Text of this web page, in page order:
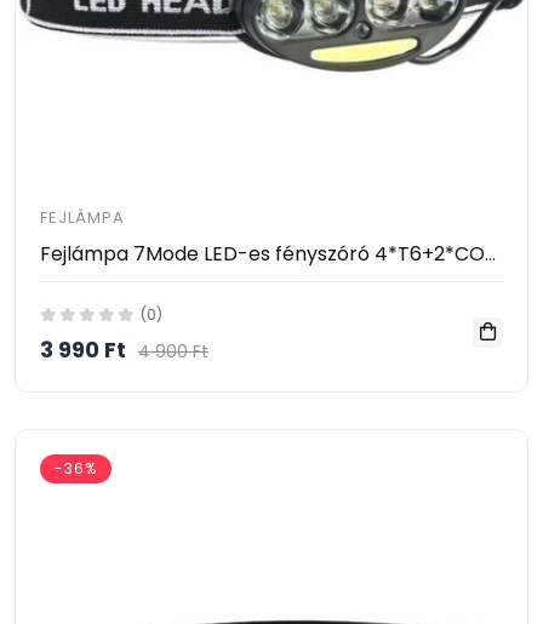
FEJLÁMPA
Fejlámpa 7Mode LED-es fényszóró 4*T6+2*COB+2*piros vízálló újratölthető MX-2504
(0)
3 990 Ft 4 900 Ft
-36%